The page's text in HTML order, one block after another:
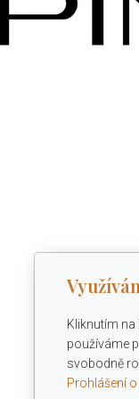
Kliknutím
používáme
svobodně
Prohlášení